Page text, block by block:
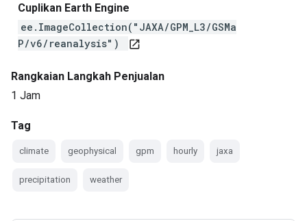
Cuplikan Earth Engine
ee.ImageCollection("JAXA/GPM_L3/GSMa
P/v6/reanalysis")
open_in_new
Rangkaian Langkah Penjualan
1 Jam
Tag
climate geophysical gpm hourly jaxa
precipitation weather